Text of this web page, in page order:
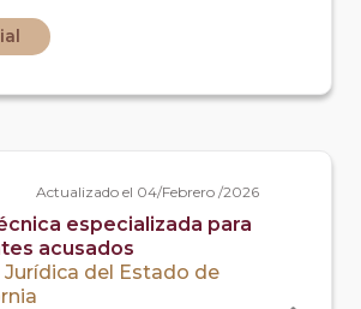
de un abogado que la
ante las autoridades.
preparar su defensa
Actualizado el 04/Febrero /2026
especializada para
acusados
Jurídica del Estado de